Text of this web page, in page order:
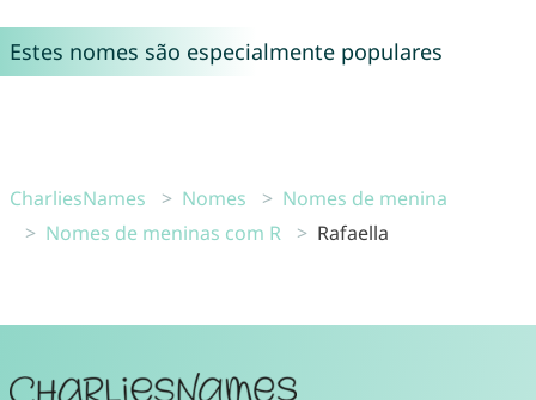
Estes nomes são especialmente populares
CharliesNames Nomes
Nomes de menina
Nomes de meninas com R
Rafaella